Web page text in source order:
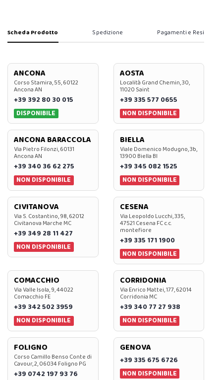
Scheda Prodotto Spedizione Pagamenti e Resi
ANCONA
Corso Stamira, 55, 60122
Ancona AN
+39 392 80 30 015
DISPONIBILE
AOSTA
Località Grand Chemin, 30,
11020 Saint
+39 335 577 0655
NON DISPONIBILE
ANCONA BARACCOLA
Via Pietro Filonzi, 60131
Ancona AN
+39 340 36 62 275
NON DISPONIBILE
BIELLA
Viale Domenico Modugno, 3b,
13900 Biella BI
+39 345 082 1525
NON DISPONIBILE
CIVITANOVA
Via S. Costantino, 98, 62012
Civitanova Marche MC
+39 349 28 11 427
NON DISPONIBILE
CESENA
Via Leopoldo Lucchi, 335,
47521 Cesena FC c.c.
montefiore
+39 335 171 1900
NON DISPONIBILE
COMACCHIO
Via Valle Isola, 9, 44022
Comacchio FE
+39 342 502 3959
NON DISPONIBILE
CORRIDONIA
Via Enrico Mattei, 177, 62014
Corridonia MC
+39 340 77 27 938
NON DISPONIBILE
FOLIGNO
Corso Camillo Benso Conte di
Cavour, 2, 06034 Foligno PG
+39 0742 197 93 76
GENOVA
+39 335 675 6726
NON DISPONIBILE